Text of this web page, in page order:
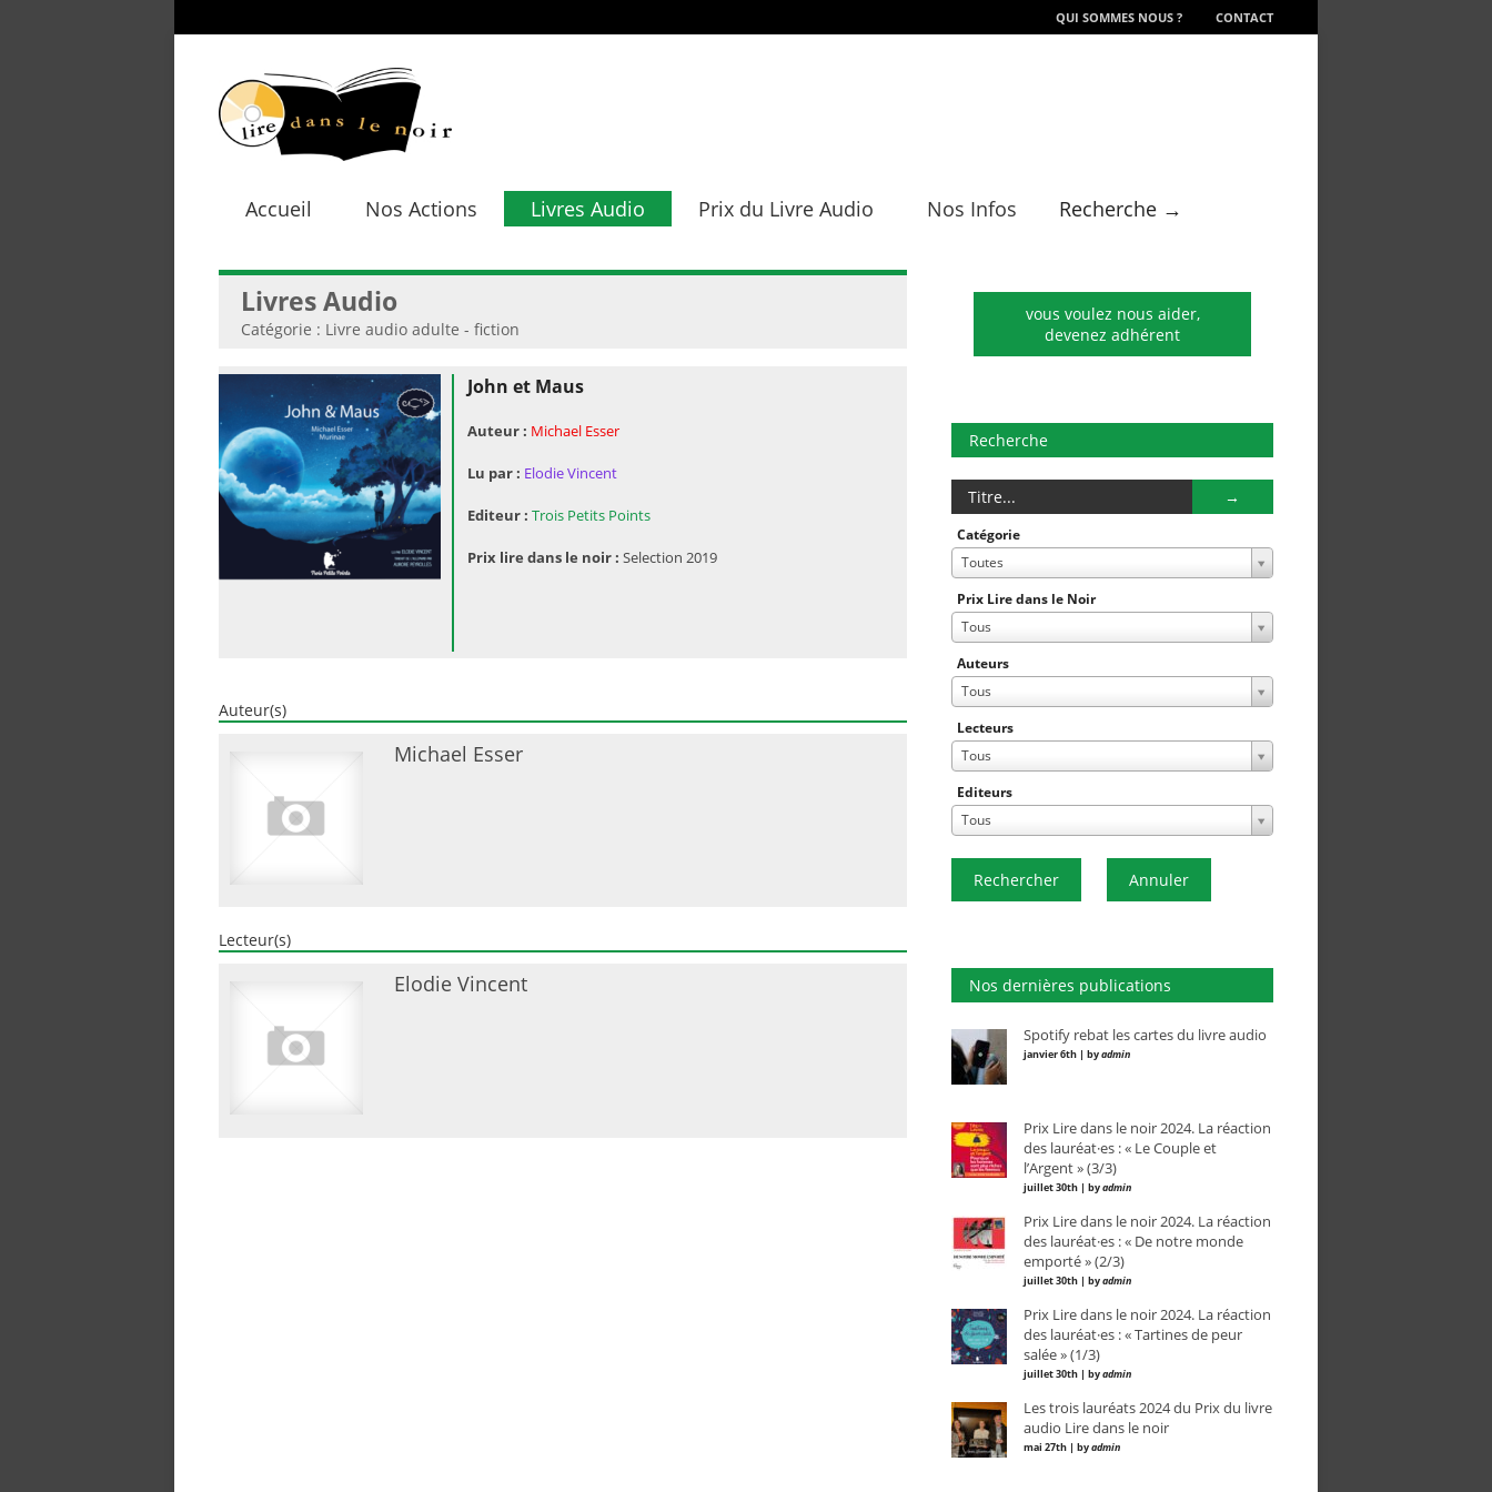
QUI SOMMES NOUS ? CONTACT
Accueil Nos Actions Livres Audio Prix du Livre Audio Nos Infos Recherche →
Livres Audio
Catégorie : Livre audio adulte - fiction
John et Maus
Auteur : Michael Esser
Lu par : Elodie Vincent
Editeur : Trois Petits Points
Prix lire dans le noir :Selection 2019
Auteur(s)
Michael Esser
Lecteur(s)
Elodie Vincent
vous voulez nous aider,
devenez adhérent
Recherche
Catégorie
Toutes
Prix Lire dans le Noir
Tous
Auteurs
Tous
Lecteurs
Tous
Editeurs
Tous
Rechercher Annuler
Nos dernières publications
Spotify rebat les cartes du livre audio
janvier 6th | byadmin
Prix Lire dans le noir 2024. La réaction
des lauréat·es : « Le Couple et
l’Argent » (3/3)
juillet 30th | byadmin
Prix Lire dans le noir 2024. La réaction
des lauréat·es : « De notre monde
emporté » (2/3)
juillet 30th | byadmin
Prix Lire dans le noir 2024. La réaction
des lauréat·es : « Tartines de peur
salée » (1/3)
juillet 30th | byadmin
Les trois lauréats 2024 du Prix du livre
audio Lire dans le noir
mai 27th | byadmin